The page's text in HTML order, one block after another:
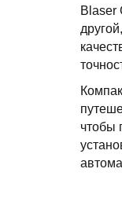
Blaser
чтобы